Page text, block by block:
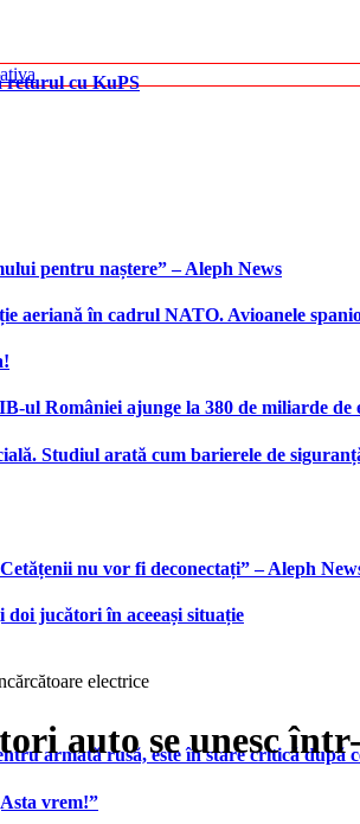
returul cu KuPS
pentru naștere” – Aleph News
aeriană în cadrul NATO. Avioanele
ul României ajunge la 380 de miliarde de
Studiul arată cum barierele de
nu vor fi deconectați” – Aleph
jucători în aceeași situație
armată rusă, este în stare critică după
vrem!”
electrice
auto se unesc